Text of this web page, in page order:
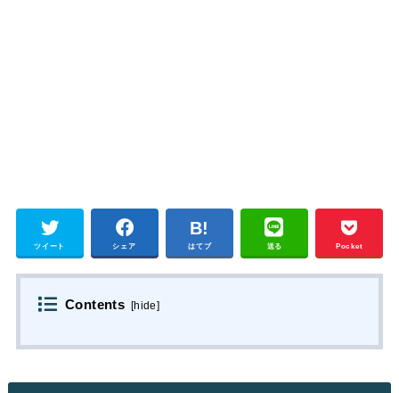
ツイート シェア はてブ 送る Pocket
Contents [hide]